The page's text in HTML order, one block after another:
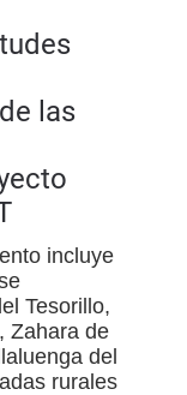
las
incluye
Tesorillo,
Zahara de
del
rurales